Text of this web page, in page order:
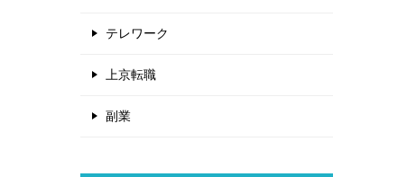
テレワーク
上京転職
副業